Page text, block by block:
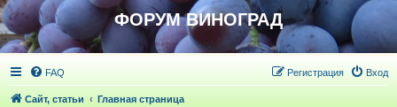
ФОРУМ ВИНОГРАД
FAQ Вход
Регистрация
Сайт, статьи Главная страница